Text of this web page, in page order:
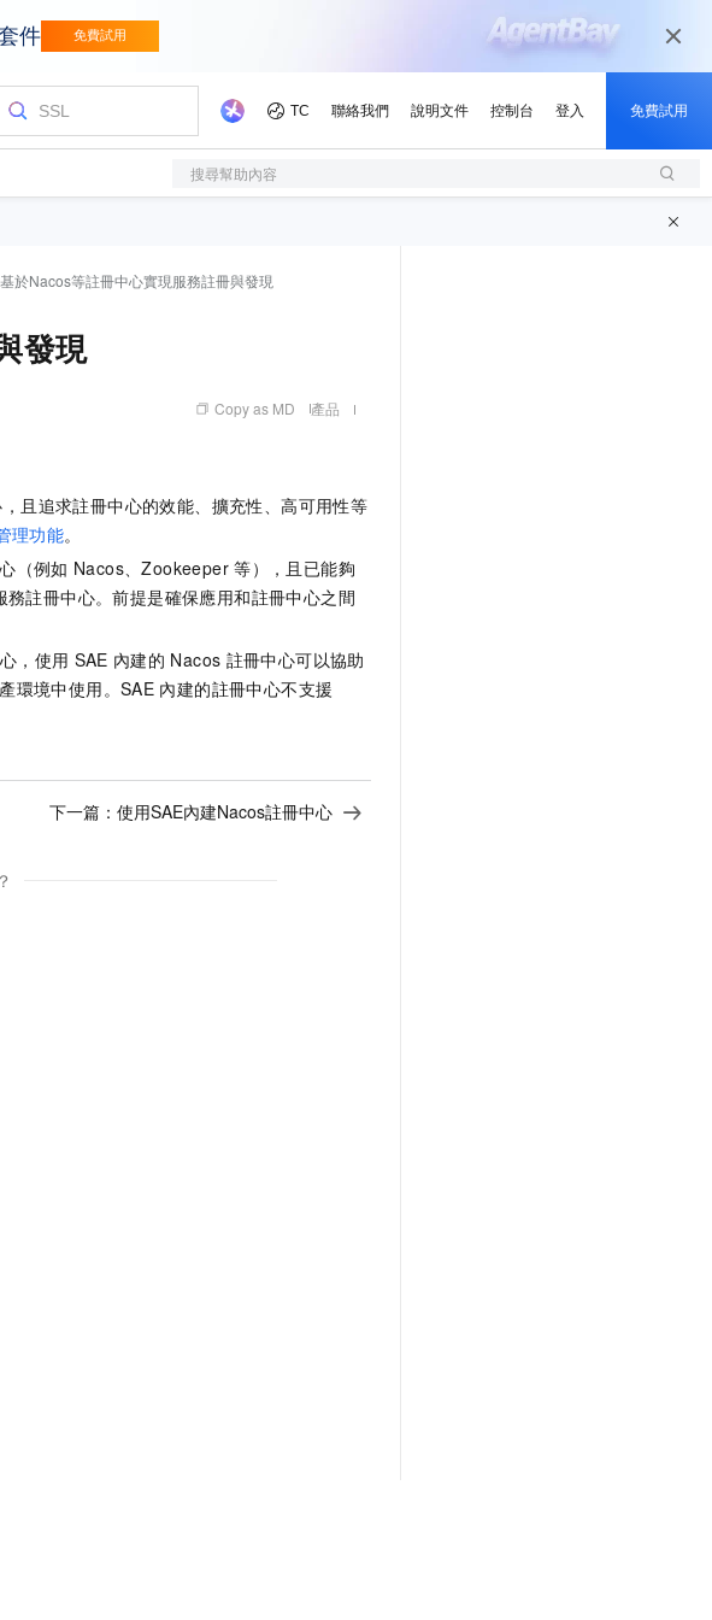
搜尋幫助內容
基於Nacos等註冊中心實現服務註冊與發現
發現
Copy as MD 產品
且追求註冊中心的效能、擴充性、高可用性等
理功能。
（例如 Nacos、Zookeeper 等），且已能夠
註冊中心。前提是確保應用和註冊中心之間
，使用 SAE 內建的 Nacos 註冊中心可以協助
環境中使用。SAE 內建的註冊中心不支援
下一篇： 使用SAE內建Nacos註冊中心